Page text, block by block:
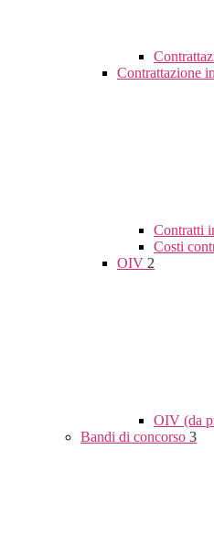
Contrattazione
Contratti
Costi
OIV 2
OIV (da
Bandi di concorso 3